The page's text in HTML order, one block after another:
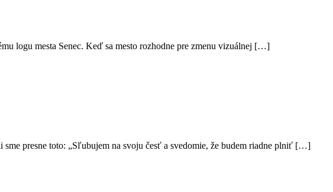
logu mesta Senec. Keď sa mesto rozhodne pre zmenu vizuálnej […]
presne toto: „Sľubujem na svoju česť a svedomie, že budem riadne plniť […]